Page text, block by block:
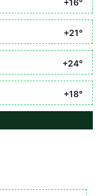
+21°
+24°
+18°